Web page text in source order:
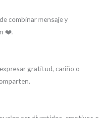
combinar mensaje y
❤️.
gratitud, cariño o